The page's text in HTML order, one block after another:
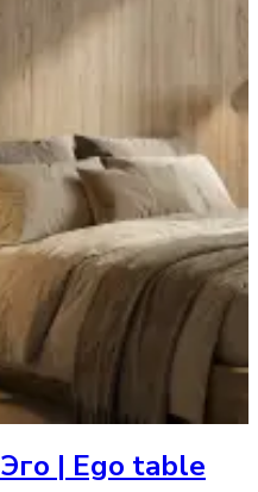
Эго | Ego table